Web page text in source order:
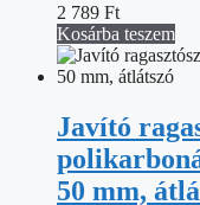
2 789 Ft
Kosárba teszem
Javító
50 mm,